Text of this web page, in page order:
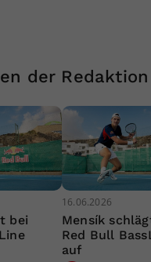
der Redaktion
bei
16.06.2026
Mensík
Red Bull
auf